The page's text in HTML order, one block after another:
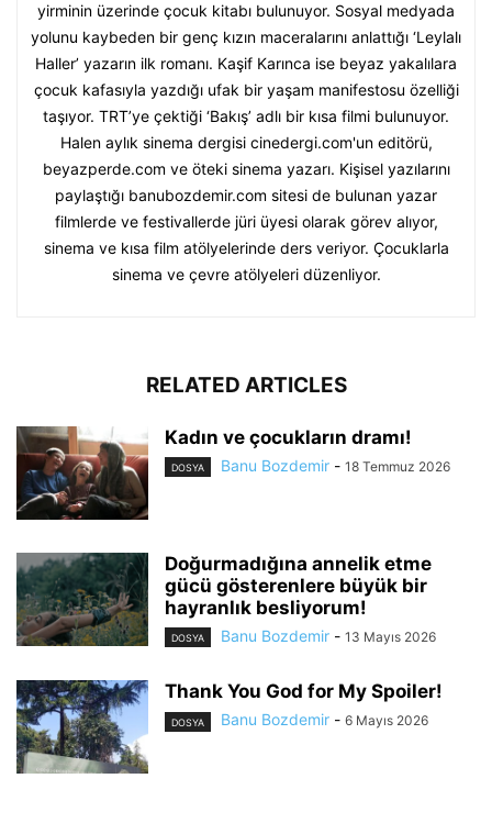
yirminin üzerinde çocuk kitabı bulunuyor. Sosyal medyada
yolunu kaybeden bir genç kızın maceralarını anlattığı ‘Leylalı
Haller’ yazarın ilk romanı. Kaşif Karınca ise beyaz yakalılara
çocuk kafasıyla yazdığı ufak bir yaşam manifestosu özelliği
taşıyor. TRT’ye çektiği ‘Bakış’ adlı bir kısa filmi bulunuyor.
Halen aylık sinema dergisi cinedergi.com'un editörü,
beyazperde.com ve öteki sinema yazarı. Kişisel yazılarını
paylaştığı banubozdemir.com sitesi de bulunan yazar
filmlerde ve festivallerde jüri üyesi olarak görev alıyor,
sinema ve kısa film atölyelerinde ders veriyor. Çocuklarla
sinema ve çevre atölyeleri düzenliyor.
RELATED ARTICLES
Kadın ve çocukların dramı!
DOSYA Banu Bozdemir - 18 Temmuz 2026
Doğurmadığına annelik etme
gücü gösterenlere büyük bir
hayranlık besliyorum!
DOSYA Banu Bozdemir - 13 Mayıs 2026
Thank You God for My Spoiler!
DOSYA Banu Bozdemir - 6 Mayıs 2026